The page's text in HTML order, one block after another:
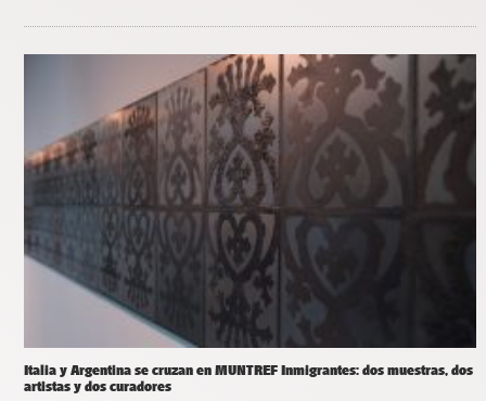
Italia y Argentina se cruzan en MUNTREF Inmigrantes: dos muestras, dos
artistas y dos curadores